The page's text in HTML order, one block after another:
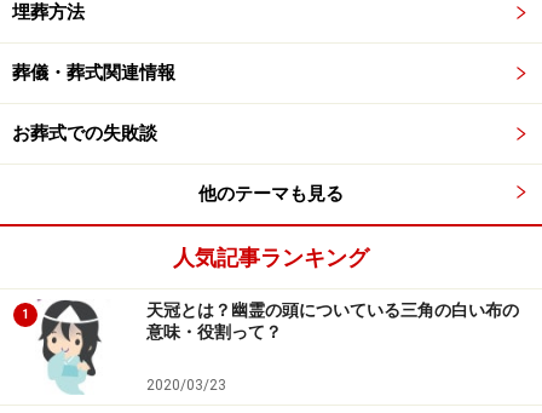
この報告書によれば、「死の質」が高い国には以下のよ
・保健医療サービスに公的支出の高さ
・利用者の財政的負担の軽減
・オピオイド（モルヒネ系）鎮痛剤の幅広い使用
・終末期や緩和ケアに対する国民の意識の高さ
日本の終末期医療は地域コミュニティとの関わりという
点で高得点がはじき出された一方で、麻薬鎮痛剤の使用
は得点が低いという結果になりました。
埋葬方法
葬儀・葬式関連情報
お葬式での失敗談
他のテーマも見る
人気記事ランキング
1
天冠とは？幽霊の頭についている三角の白い布の
意味・役割って？
2020/03/23